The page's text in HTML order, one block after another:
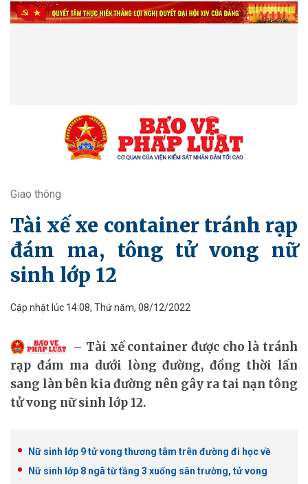
Giao thông
Tài xế xe container tránh rạp
đám ma, tông tử vong nữ
sinh lớp 12
Cập nhật lúc 14:08, Thứ năm, 08/12/2022
Tài xế container được cho là tránh
rạp đám ma dưới lòng đường, đồng thời lấn
sang làn bên kia đường nên gây ra tai nạn tông
tử vong nữ sinh lớp 12.
Nữ sinh lớp 9 tử vong thương tâm trên đường đi học về
Nữ sinh lớp 8 ngã từ tầng 3 xuống sân trường, tử vong